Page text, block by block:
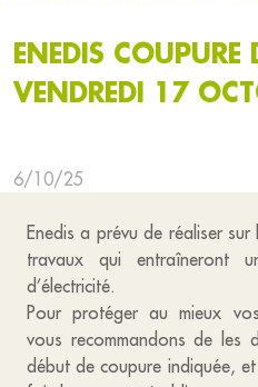
ENEDIS COUPURE
VENDREDI 17
6/10/25
Enedis a prévu de réaliser
travaux qui entraîneront
d’électricité.
Pour protéger au mieux
vous recommandons de les
début de coupure indiquée,